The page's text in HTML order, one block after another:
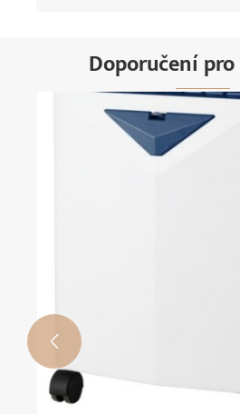
Doporučení
